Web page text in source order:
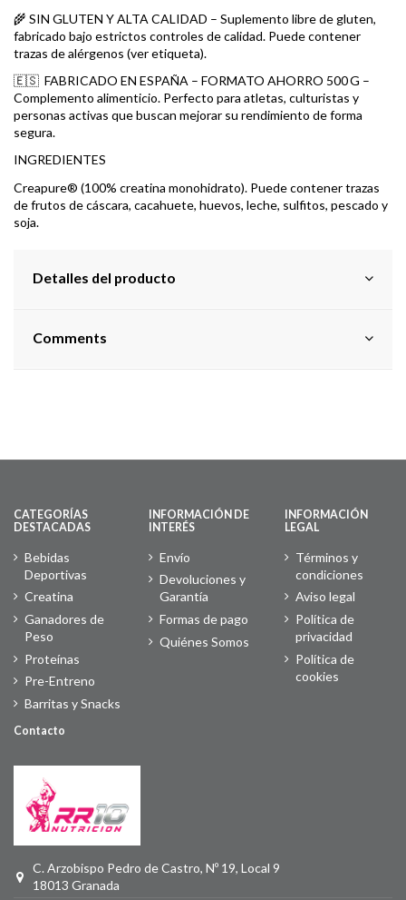
🌾 SIN GLUTEN Y ALTA CALIDAD – Suplemento libre de gluten,
fabricado bajo estrictos controles de calidad. Puede contener
trazas de alérgenos (ver etiqueta).
🇪🇸 FABRICADO EN ESPAÑA – FORMATO AHORRO 500 G –
Complemento alimenticio. Perfecto para atletas, culturistas y
personas activas que buscan mejorar su rendimiento de forma
segura.
INGREDIENTES
Creapure® (100% creatina monohidrato). Puede contener trazas
de frutos de cáscara, cacahuete, huevos, leche, sulfitos, pescado y
soja.
Detalles del producto
Comments
CATEGORÍAS
DESTACADAS
Bebidas
Deportivas
Creatina
Ganadores de
Peso
Proteínas
Pre-Entreno
Barritas y Snacks
INFORMACIÓN DE
INTERÉS
Envío
Devoluciones y
Garantía
Formas de pago
Quiénes Somos
INFORMACIÓN
LEGAL
Términos y
condiciones
Aviso legal
Política de
privacidad
Política de
cookies
Contacto
C. Arzobispo Pedro de Castro, Nº 19, Local 9
18013 Granada